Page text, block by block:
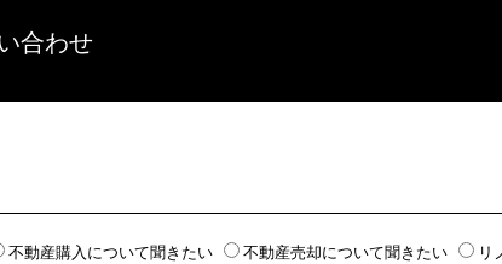
合わせ
不動産購入について聞きたい 不動産売却について聞きたい
リ